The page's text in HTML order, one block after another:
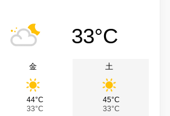
33°C
金
44°C
33°C
土
45°C
33°C